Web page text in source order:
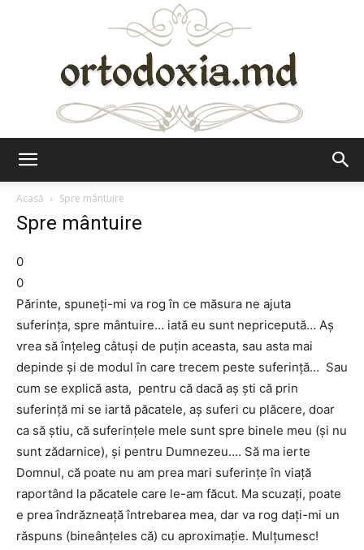
Acasă
Spre mântuire
Spre mântuire
0
0
Părinte, spuneți-mi va rog în ce măsura ne ajuta
suferința, spre mântuire… iată eu sunt nepricepută… Aș
vrea să înțeleg câtuşi de puțin aceasta, sau asta mai
depinde și de modul în care trecem peste suferință… Sau
cum se explică asta, pentru că dacă aș ști că prin
suferință mi se iartă păcatele, aş suferi cu plăcere, doar
ca să știu, că suferințele mele sunt spre binele meu (și nu
sunt zădarnice), și pentru Dumnezeu…. Să ma ierte
Domnul, că poate nu am prea mari suferințe în viaţă
raportând la păcatele care le-am făcut. Ma scuzați, poate
e prea îndrăzneață întrebarea mea, dar va rog dați-mi un
răspuns (bineânțeles că) cu aproximație. Mulțumesc!